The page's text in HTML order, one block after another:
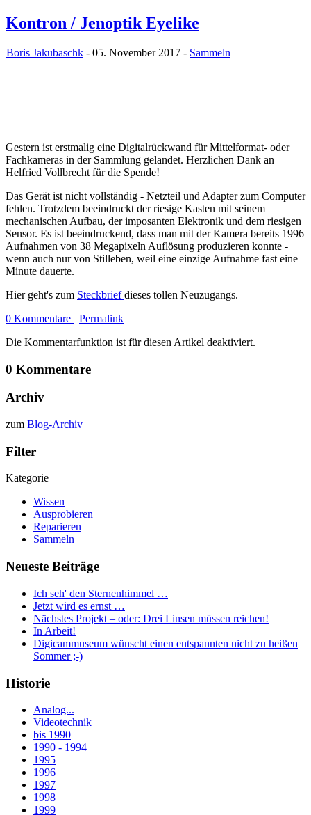
Kontron / Jenoptik Eyelike
Boris Jakubaschk - 05. November 2017 - Sammeln
Gestern ist erstmalig eine Digitalrückwand für Mittelformat- oder
Fachkameras in der Sammlung gelandet. Herzlichen Dank an
Helfried Vollbrecht für die Spende!
Das Gerät ist nicht vollständig - Netzteil und Adapter zum Computer
fehlen. Trotzdem beeindruckt der riesige Kasten mit seinem
mechanischen Aufbau, der imposanten Elektronik und dem riesigen
Sensor. Es ist beeindruckend, dass man mit der Kamera bereits 1996
Aufnahmen von 38 Megapixeln Auflösung produzieren konnte -
wenn auch nur von Stilleben, weil eine einzige Aufnahme fast eine
Minute dauerte.
Hier geht's zum Steckbriefdieses tollen Neuzugangs.
0 Kommentare
Permalink
Die Kommentarfunktion ist für diesen Artikel deaktiviert.
0 Kommentare
Archiv
zum Blog-Archiv
Filter
Kategorie
Wissen
Ausprobieren
Reparieren
Sammeln
Neueste Beiträge
Ich seh' den Sternenhimmel …
Jetzt wird es ernst …
Nächstes Projekt – oder: Drei Linsen müssen reichen!
In Arbeit!
Digicammuseum wünscht einen entspannten nicht zu heißen
Sommer ;-)
Historie
Analog...
Videotechnik
bis 1990
1990 - 1994
1995
1996
1997
1998
1999